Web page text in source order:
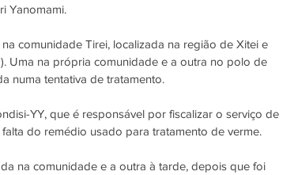
Yanomami.
comunidade Tirei, localizada na região de Xitei e
Uma na própria comunidade e a outra no polo de
numa tentativa de tratamento.
YY, que é responsável por fiscalizar o serviço de
do remédio usado para tratamento de verme.
na comunidade e a outra à tarde, depois que foi